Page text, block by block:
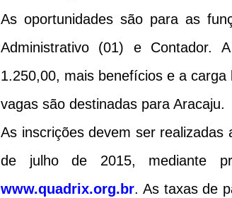
As oportunidades são para as
Administrativo (01) e Contador.
1.250,00, mais benefícios e a
vagas são destinadas para Aracaju.
As inscrições devem ser
de julho de 2015, mediante
www.quadrix.org.br. As taxas de